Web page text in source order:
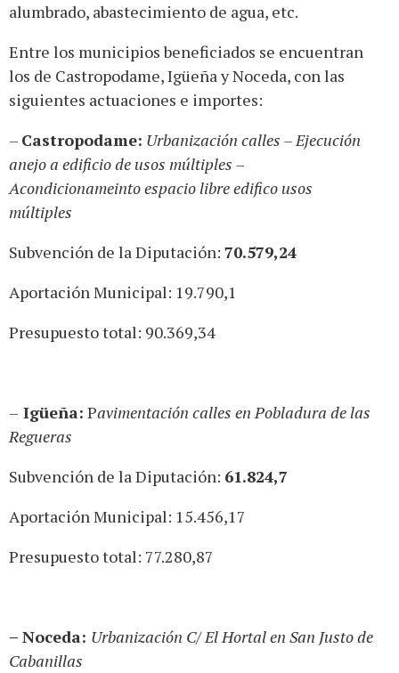
alumbrado, abastecimiento de agua, etc.
Entre los municipios beneficiados se encuentran
los de Castropodame, Igüeña y Noceda, con las
siguientes actuaciones e importes:
– Castropodame: Urbanización calles – Ejecución
anejo a edificio de usos múltiples –
Acondicionameinto espacio libre edifico usos
múltiples
Subvención de la Diputación: 70.579,24
Aportación Municipal: 19.790,1
Presupuesto total: 90.369,34
– Igüeña: Pavimentación calles en Pobladura de las
Regueras
Subvención de la Diputación: 61.824,7
Aportación Municipal: 15.456,17
Presupuesto total: 77.280,87
– Noceda: Urbanización C/ El Hortal en San Justo de
Cabanillas